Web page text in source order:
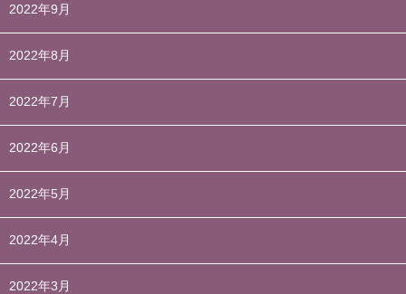
2022年9月
2022年8月
2022年7月
2022年6月
2022年5月
2022年4月
2022年3月